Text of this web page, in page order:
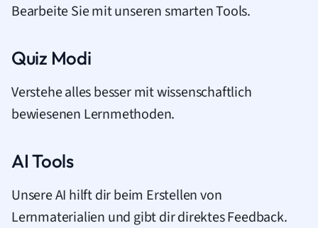
Bearbeite Sie mit unseren smarten Tools.
Quiz Modi
Verstehe alles besser mit wissenschaftlich
bewiesenen Lernmethoden.
AI Tools
Unsere AI hilft dir beim Erstellen von
Lernmaterialien und gibt dir direktes Feedback.